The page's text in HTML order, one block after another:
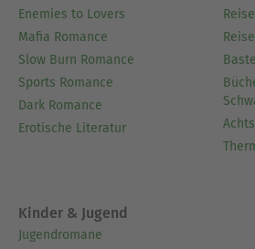
Enemies to Lovers
Mafia Romance
Slow Burn Romance
Sports Romance
Dark Romance
Erotische Literatur
Kinder & Jugend
Jugendromane